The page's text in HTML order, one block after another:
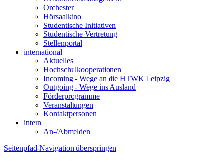
Orchester
Hörsaalkino
Studentische Initiativen
Studentische Vertretung
Stellenportal
international
Aktuelles
Hochschulkooperationen
Incoming - Wege an die HTWK Leipzig
Outgoing - Wege ins Ausland
Förderprogramme
Veranstaltungen
Kontaktpersonen
intern
An-/Abmelden
Seitenpfad-Navigation überspringen